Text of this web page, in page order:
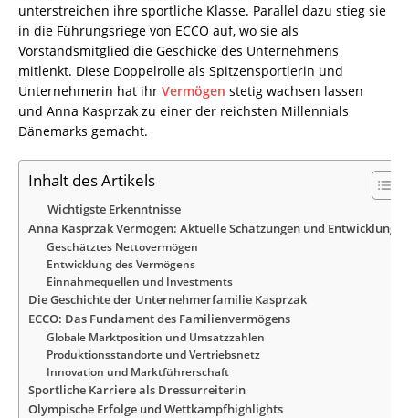
unterstreichen ihre sportliche Klasse. Parallel dazu stieg sie
in die Führungsriege von ECCO auf, wo sie als
Vorstandsmitglied die Geschicke des Unternehmens
mitlenkt. Diese Doppelrolle als Spitzensportlerin und
Unternehmerin hat ihr Vermögen stetig wachsen lassen
und Anna Kasprzak zu einer der reichsten Millennials
Dänemarks gemacht.
Inhalt des Artikels
Wichtigste Erkenntnisse
Anna Kasprzak Vermögen: Aktuelle Schätzungen und Entwicklung
Geschätztes Nettovermögen
Entwicklung des Vermögens
Einnahmequellen und Investments
Die Geschichte der Unternehmerfamilie Kasprzak
ECCO: Das Fundament des Familienvermögens
Globale Marktposition und Umsatzzahlen
Produktionsstandorte und Vertriebsnetz
Innovation und Marktführerschaft
Sportliche Karriere als Dressurreiterin
Olympische Erfolge und Wettkampfhighlights